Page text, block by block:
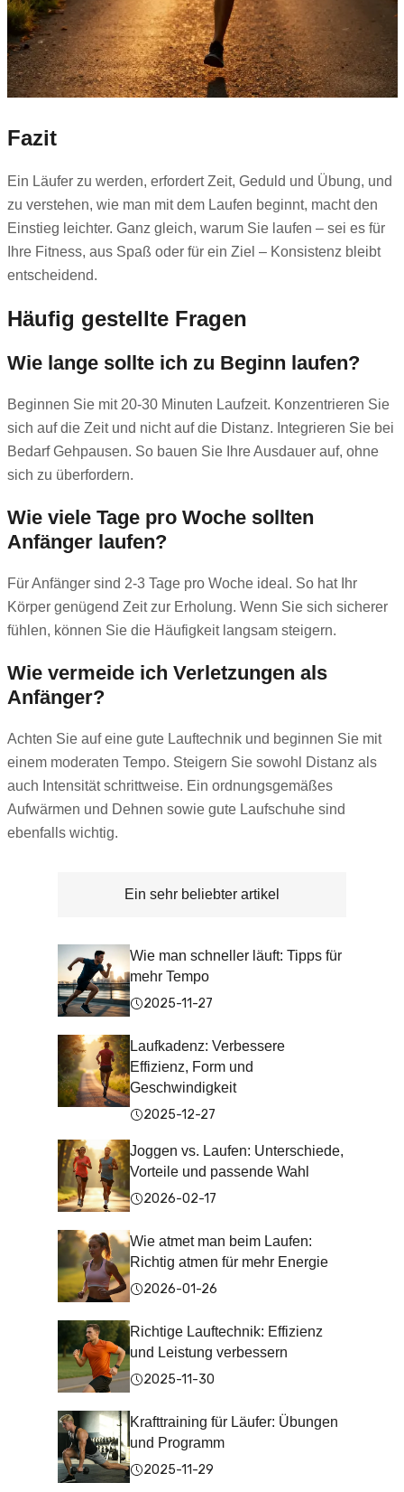
Fazit
Ein Läufer zu werden, erfordert Zeit, Geduld und Übung, und
zu verstehen, wie man mit dem Laufen beginnt, macht den
Einstieg leichter. Ganz gleich, warum Sie laufen – sei es für
Ihre Fitness, aus Spaß oder für ein Ziel – Konsistenz bleibt
entscheidend.
Häufig gestellte Fragen
Wie lange sollte ich zu Beginn laufen?
Beginnen Sie mit 20-30 Minuten Laufzeit. Konzentrieren Sie
sich auf die Zeit und nicht auf die Distanz. Integrieren Sie bei
Bedarf Gehpausen. So bauen Sie Ihre Ausdauer auf, ohne
sich zu überfordern.
Wie viele Tage pro Woche sollten
Anfänger laufen?
Für Anfänger sind 2-3 Tage pro Woche ideal. So hat Ihr
Körper genügend Zeit zur Erholung. Wenn Sie sich sicherer
fühlen, können Sie die Häufigkeit langsam steigern.
Wie vermeide ich Verletzungen als
Anfänger?
Achten Sie auf eine gute Lauftechnik und beginnen Sie mit
einem moderaten Tempo. Steigern Sie sowohl Distanz als
auch Intensität schrittweise. Ein ordnungsgemäßes
Aufwärmen und Dehnen sowie gute Laufschuhe sind
ebenfalls wichtig.
Ein sehr beliebter artikel
Wie man schneller läuft: Tipps für
mehr Tempo
2025-11-27
Laufkadenz: Verbessere
Effizienz, Form und
Geschwindigkeit
2025-12-27
Joggen vs. Laufen: Unterschiede,
Vorteile und passende Wahl
2026-02-17
Wie atmet man beim Laufen:
Richtig atmen für mehr Energie
2026-01-26
Richtige Lauftechnik: Effizienz
und Leistung verbessern
2025-11-30
Krafttraining für Läufer: Übungen
und Programm
2025-11-29